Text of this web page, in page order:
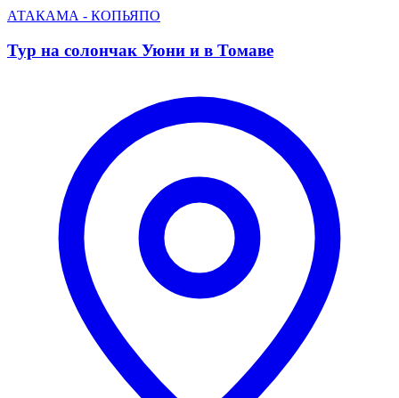
АТАКАМА - КОПЬЯПО
Тур на солончак Уюни и в Томаве